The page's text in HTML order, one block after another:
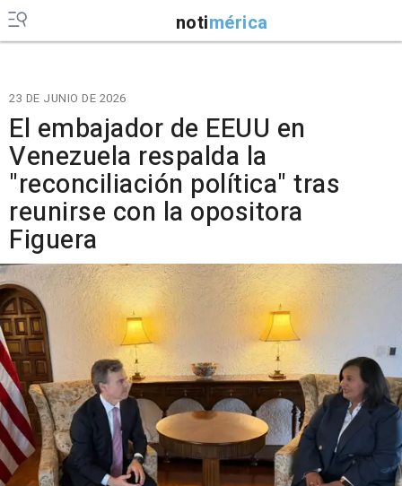
notimérica
23 DE JUNIO DE 2026
El embajador de EEUU en
Venezuela respalda la
"reconciliación política" tras
reunirse con la opositora
Figuera